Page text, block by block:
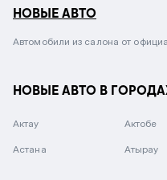
НОВЫЕ АВТО
Автомобили из салона от
НОВЫЕ АВТО В
Актау Актобе
Астана Атырау